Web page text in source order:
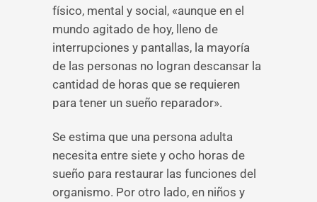
físico, mental y social, «aunque en el
mundo agitado de hoy, lleno de
interrupciones y pantallas, la mayoría
de las personas no logran descansar la
cantidad de horas que se requieren
para tener un sueño reparador».
Se estima que una persona adulta
necesita entre siete y ocho horas de
sueño para restaurar las funciones del
organismo. Por otro lado, en niños y